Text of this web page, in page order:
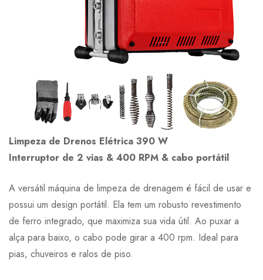
Limpeza de Drenos Elétrica 390 W
Interruptor de 2 vias & 400 RPM & cabo portátil
A versátil máquina de limpeza de drenagem é fácil de usar e
possui um design portátil. Ela tem um robusto revestimento
de ferro integrado, que maximiza sua vida útil. Ao puxar a
alça para baixo, o cabo pode girar a 400 rpm. Ideal para
pias, chuveiros e ralos de piso.